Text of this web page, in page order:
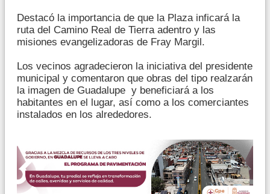
Destacó la importancia de que la Plaza inficará la
ruta del Camino Real de Tierra adentro y las
misiones evangelizadoras de Fray Margil.
Los vecinos agradecieron la iniciativa del presidente
municipal y comentaron que obras del tipo realzarán
la imagen de Guadalupe y beneficiará a los
habitantes en el lugar, así como a los comerciantes
instalados en los alrededores.